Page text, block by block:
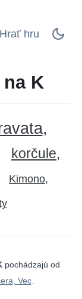
Hrať hru
K
korčule
Kimono
pochádzajú od
Vec